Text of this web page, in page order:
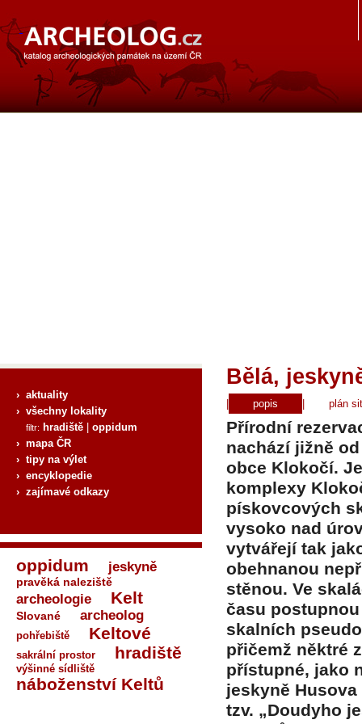
› aktuality
› všechny lokality
filtr: hradiště
oppidum
› mapa ČR
› tipy na výlet
› encyklopedie
› zajímavé odkazy
oppidum jeskyně
pravěká naleziště
archeologie Kelt
Slované archeolog
pohřebiště Keltové
sakrální prostor hradiště
výšinné sídliště
náboženství Keltů
Bělá,
popis plán
Přírodní
nachází jižně
obce Klokočí.
komplexy
pískovcových
vysoko nad
vytvářejí tak
obehnanou
stěnou. Ve
času
skalních
přičemž něktré
přístupné, jako
jeskyně
tzv. „Doudyho